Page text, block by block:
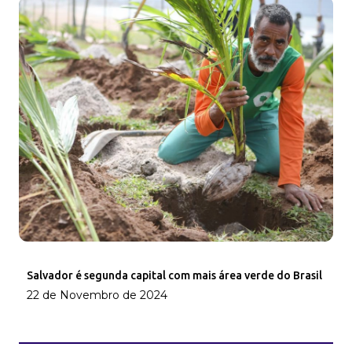
Salvador é segunda capital com mais área verde do Brasil
22 de Novembro de 2024